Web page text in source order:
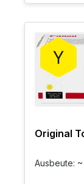
Original
Ausbeute: